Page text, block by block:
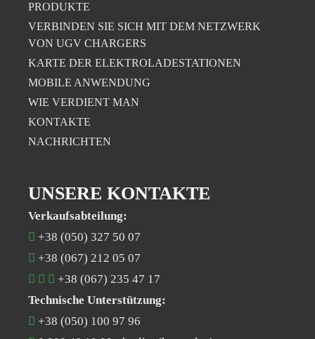
PRODUKTE
VERBINDEN SIE SICH MIT DEM NETZWERK
VON UGV CHARGERS
KARTE DER ELEKTROLADESTATIONEN
MOBILE ANWENDUNG
WIE VERDIENT MAN
KONTAKTE
NACHRICHTEN
UNSERE KONTAKTE
Verkaufsabteilung:
+38 (050) 327 50 07
+38 (067) 212 05 07
+38 (067) 235 47 17
Technische Unterstützung:
+38 (050) 100 97 96